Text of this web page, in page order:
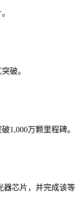
破。
1,000万颗里程碑。
器芯片，并完成该等